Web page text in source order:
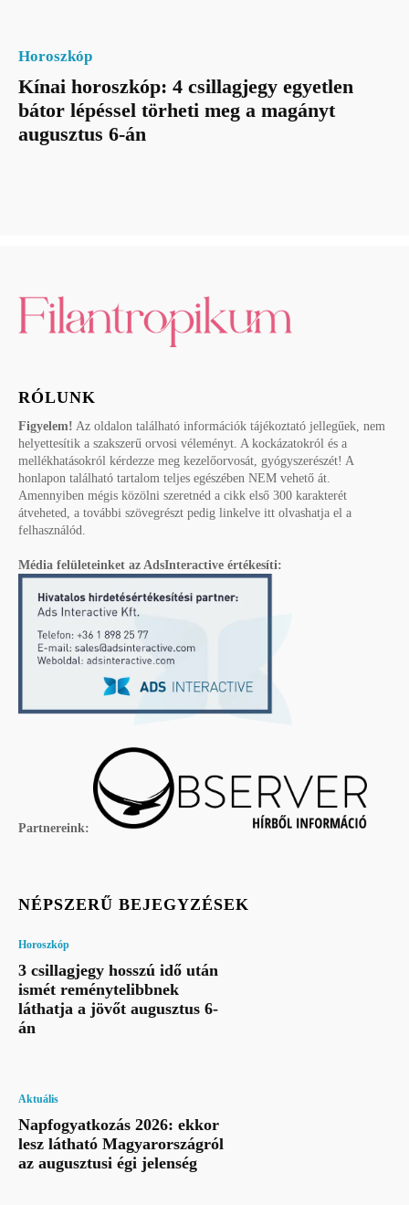
Horoszkóp
Kínai horoszkóp: 4 csillagjegy egyetlen
bátor lépéssel törheti meg a magányt
augusztus 6-án
RÓLUNK
Figyelem! Az oldalon található információk tájékoztató jellegűek, nem
helyettesítik a szakszerű orvosi véleményt. A kockázatokról és a
mellékhatásokról kérdezze meg kezelőorvosát, gyógyszerészét! A
honlapon található tartalom teljes egészében NEM vehető át.
Amennyiben mégis közölni szeretnéd a cikk első 300 karakterét
átveheted, a további szövegrészt pedig linkelve itt olvashatja el a
felhasználód.
Média felületeinket az AdsInteractive értékesíti:
Partnereink:
NÉPSZERŰ BEJEGYZÉSEK
Horoszkóp
3 csillagjegy hosszú idő után
ismét reménytelibbnek
láthatja a jövőt augusztus 6-
án
Aktuális
Napfogyatkozás 2026: ekkor
lesz látható Magyarországról
az augusztusi égi jelenség